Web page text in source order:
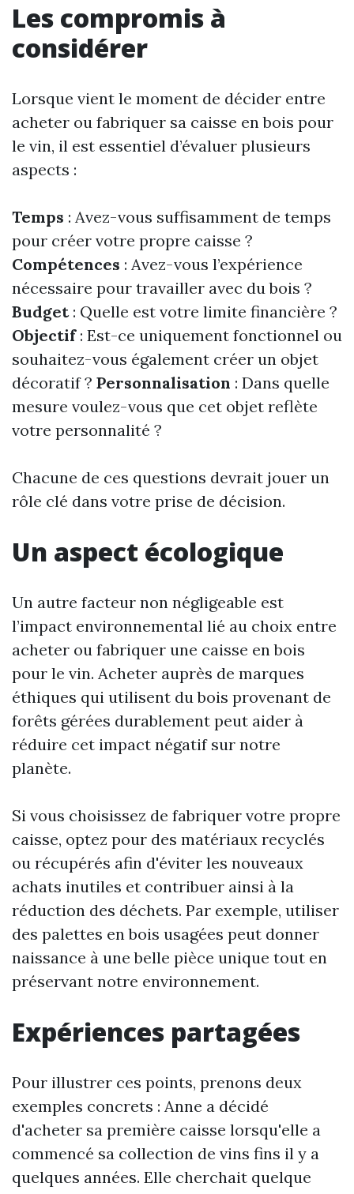
Les compromis à
considérer
Lorsque vient le moment de décider entre
acheter ou fabriquer sa caisse en bois pour
le vin, il est essentiel d’évaluer plusieurs
aspects :
Temps : Avez-vous suffisamment de temps
pour créer votre propre caisse ?
Compétences : Avez-vous l’expérience
nécessaire pour travailler avec du bois ?
Budget: Quelle est votre limite financière ?
Objectif: Est-ce uniquement fonctionnel ou
souhaitez-vous également créer un objet
décoratif ? Personnalisation : Dans quelle
mesure voulez-vous que cet objet reflète
votre personnalité ?
Chacune de ces questions devrait jouer un
rôle clé dans votre prise de décision.
Un aspect écologique
Un autre facteur non négligeable est
l’impact environnemental lié au choix entre
acheter ou fabriquer une caisse en bois
pour le vin. Acheter auprès de marques
éthiques qui utilisent du bois provenant de
forêts gérées durablement peut aider à
réduire cet impact négatif sur notre
planète.
Si vous choisissez de fabriquer votre propre
caisse, optez pour des matériaux recyclés
ou récupérés afin d'éviter les nouveaux
achats inutiles et contribuer ainsi à la
réduction des déchets. Par exemple, utiliser
des palettes en bois usagées peut donner
naissance à une belle pièce unique tout en
préservant notre environnement.
Expériences partagées
Pour illustrer ces points, prenons deux
exemples concrets : Anne a décidé
d'acheter sa première caisse lorsqu'elle a
commencé sa collection de vins fins il y a
quelques années. Elle cherchait quelque